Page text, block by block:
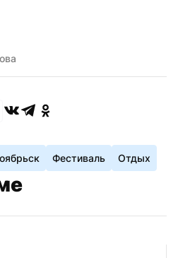
Фестиваль Отдых